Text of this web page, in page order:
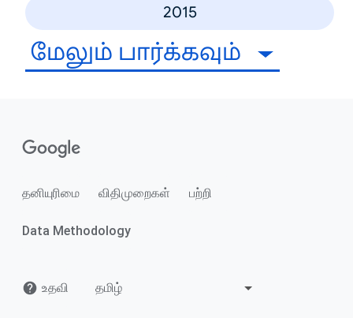
2015
மேலும் பார்க்கவும்
தனியுரிமை விதிமுறைகள் பற்றி
Data Methodology
உதவி